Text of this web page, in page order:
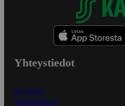
Yhteystiedot
Myymälät
Asiakaspalvelu